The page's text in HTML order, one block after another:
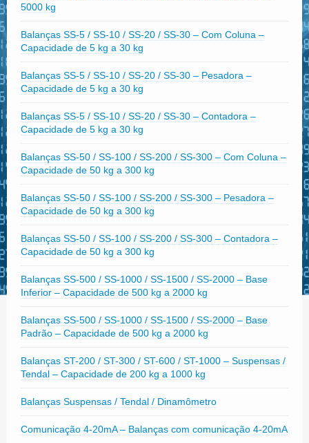
5000 kg
Balanças SS-5 / SS-10 / SS-20 / SS-30 – Com Coluna –
Capacidade de 5 kg a 30 kg
Balanças SS-5 / SS-10 / SS-20 / SS-30 – Pesadora –
Capacidade de 5 kg a 30 kg
Balanças SS-5 / SS-10 / SS-20 / SS-30 – Contadora –
Capacidade de 5 kg a 30 kg
Balanças SS-50 / SS-100 / SS-200 / SS-300 – Com Coluna –
Capacidade de 50 kg a 300 kg
Balanças SS-50 / SS-100 / SS-200 / SS-300 – Pesadora –
Capacidade de 50 kg a 300 kg
Balanças SS-50 / SS-100 / SS-200 / SS-300 – Contadora –
Capacidade de 50 kg a 300 kg
Balanças SS-500 / SS-1000 / SS-1500 / SS-2000 – Base
Inferior – Capacidade de 500 kg a 2000 kg
Balanças SS-500 / SS-1000 / SS-1500 / SS-2000 – Base
Padrão – Capacidade de 500 kg a 2000 kg
Balanças ST-200 / ST-300 / ST-600 / ST-1000 – Suspensas /
Tendal – Capacidade de 200 kg a 1000 kg
Balanças Suspensas / Tendal / Dinamômetro
Comunicação 4-20mA – Balanças com comunicação 4-20mA